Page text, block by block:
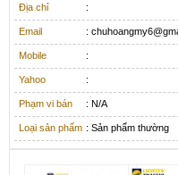
Địa chỉ :
Email :
Mobile :
Yahoo :
Phạm vi bán : N/A
Loại sản phẩm : Sản phẩm thường